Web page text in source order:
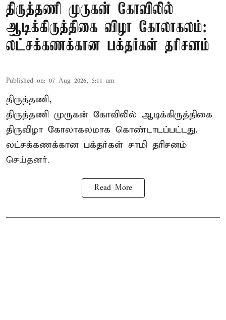
திருத்தணி முருகன் கோவிலில்
ஆடிக்கிருத்திகை விழா கோலாகலம்:
லட்சக்கணக்கான பக்தர்கள் தரிசனம்
Published on: 07 Aug 2026, 5:11 am
திருத்தணி,
திருத்தணி முருகன் கோவிலில் ஆடிக்கிருத்திகை
திருவிழா கோலாகலமாக கொண்டாடப்பட்டது.
லட்சக்கணக்கான பக்தர்கள் சாமி தரிசனம்
செய்தனர்.
Read More